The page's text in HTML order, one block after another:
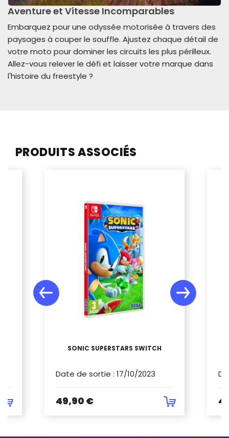
Aventure et Vitesse Incomparables
Embarquez pour une odyssée motorisée à travers des
paysages à couper le souffle. Ajustez chaque détail de
votre moto pour dominer les circuits les plus périlleux.
Allez-vous relever le défi et laisser votre marque dans
l'histoire du freestyle ?
PRODUITS ASSOCIÉS
SONIC SUPERSTARS SWITCH
Date de sortie : 17/10/2023
49,90 €